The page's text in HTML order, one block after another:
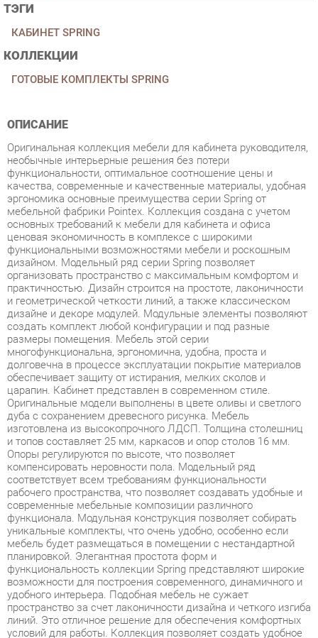
КОЛЛЕКЦИИ
ГОТОВЫЕ КОМПЛЕКТЫ SPRING
ОПИСАНИЕ
функциональности, оптимальное соотношение цены и
качества, современные и качественные материалы, удобная
эргономика основные преимущества серии Spring от
мебельной фабрики Pointex. Коллекция создана с учетом
основных требований к мебели для кабинета и офиса
ценовая экономичность в комплексе с широкими
функциональными возможностями мебели и роскошным
дизайном. Модельный ряд серии Spring позволяет
организовать пространство с максимальным комфортом и
практичностью. Дизайн строится на простоте, лаконичности
и геометрической четкости линий, а также классическом
дизайне и декоре модулей. Модульные элементы позволяют
создать комплект любой конфигурации и под разные
размеры помещения. Мебель этой серии
многофункциональна, эргономична, удобна, проста и
долговечна в процессе эксплуатации покрытие материалов
обеспечивает защиту от истирания, мелких сколов и
царапин. Кабинет представлен в современном стиле.
Оригинальные модели выполнены в цвете оливы и светлого
дуба с сохранением древесного рисунка. Мебель
изготовлена из высокопрочного ЛДСП. Толщина столешниц
и топов составляет 25 мм, каркасов и опор столов 16 мм.
Опоры регулируются по высоте, что позволяет
компенсировать неровности пола. Модельный ряд
соответствует всем требованиям функциональности
рабочего пространства, что позволяет создавать удобные и
современные мебельные композиции различного
функционала. Модульная конструкция позволяет собирать
уникальные комплекты, что очень удобно, особенно если
мебель будет размещаться в помещении с нестандартной
планировкой. Элегантная простота форм и
функциональность коллекции Spring представляют широкие
возможности для построения современного, динамичного и
удобного интерьера. Подобная мебель не сужает
пространство за счет лаконичности дизайна и четкого изгиба
линий. Это отличное решение для обеспечения комфортных
условий для работы. Коллекция позволяет создать удобное
рабочее место и зону для хранения с максимальным
комфортом. Лаконичность форм, строгая четкость линий и
функциональность изделий представляют широкие
возможности для построения современного, динамичного и
удобного интерьера. Spring - это отличное решение для